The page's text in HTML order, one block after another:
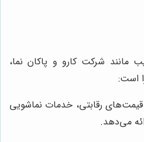
مانند شرکت کارو و پاکان نما،
است:
قیمت‌های رقابتی، خدمات نماشویی
می‌دهد.